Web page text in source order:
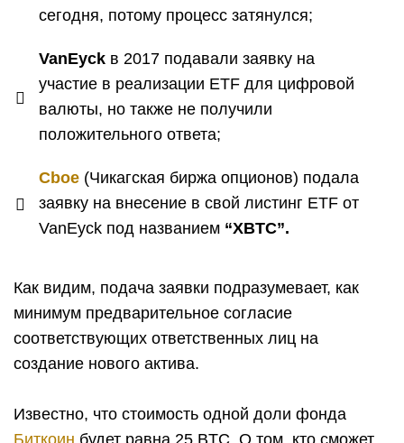
сегодня, потому процесс затянулся;
VanEуck в 2017 подавали заявку на
участие в реализации ETF для цифровой
валюты, но также не получили
положительного ответа;
Cboe (Чикагская биржа опционов) подала
заявку на внесение в свой листинг ETF от
VanEуck под названием “XBTC”.
Как видим, подача заявки подразумевает, как
минимум предварительное согласие
соответствующих ответственных лиц на
создание нового актива.
Известно, что стоимость одной доли фонда
Биткоин будет равна 25 BTC. О том, кто сможет